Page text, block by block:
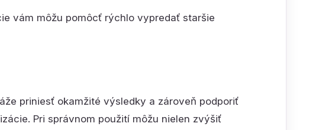
vám môžu pomôcť rýchlo vypredať staršie
priniesť okamžité výsledky a zároveň podporiť
Pri správnom použití môžu nielen zvýšiť